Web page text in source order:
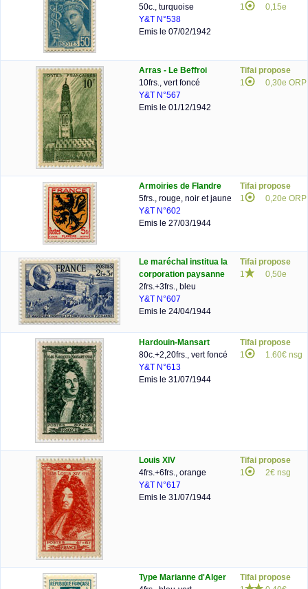
50c., turquoise
Y&T N°538
Emis le 07/02/1942
1
0,15e
Arras - Le Beffroi
10frs., vert foncé
Y&T N°567
Emis le 01/12/1942
Tifai propose
1
0,30e ORP
Armoiries de Flandre
5frs., rouge, noir et jaune
Y&T N°602
Emis le 27/03/1944
Tifai propose
1
0,20e ORP
Le maréchal institua la
corporation paysanne
2frs.+3frs., bleu
Y&T N°607
Emis le 24/04/1944
Tifai propose
1
0,50e
Hardouin-Mansart
80c.+2,20frs., vert foncé
Y&T N°613
Emis le 31/07/1944
Tifai propose
1
1.60€ nsg
Louis XIV
4frs.+6frs., orange
Y&T N°617
Emis le 31/07/1944
Tifai propose
1
2€ nsg
Type Marianne d'Alger
Tifai propose